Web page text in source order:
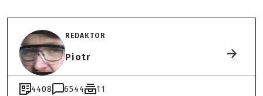
REDAKTOR
Piotr
4408 6544 11